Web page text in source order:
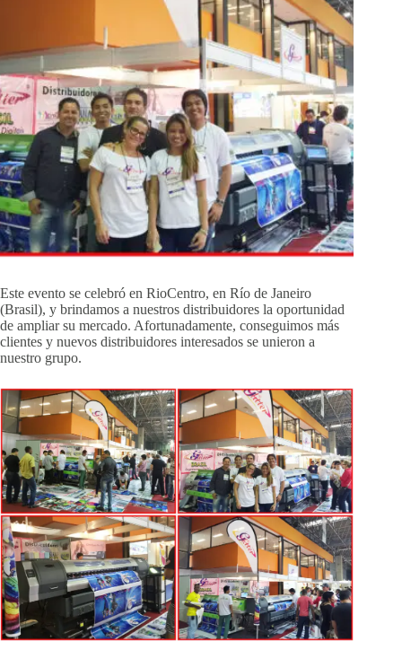
Este evento se celebró en RioCentro, en Río de Janeiro
(Brasil), y brindamos a nuestros distribuidores la oportunidad
de ampliar su mercado. Afortunadamente, conseguimos más
clientes y nuevos distribuidores interesados ​​se unieron a
nuestro grupo.